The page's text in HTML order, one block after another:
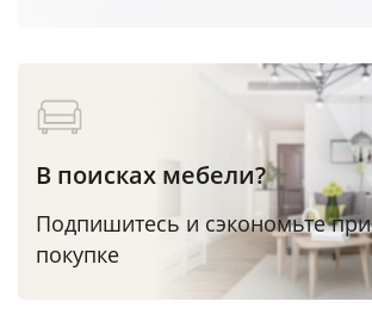
В поисках мебели?
Подпишитесь и сэкономьте при
покупке